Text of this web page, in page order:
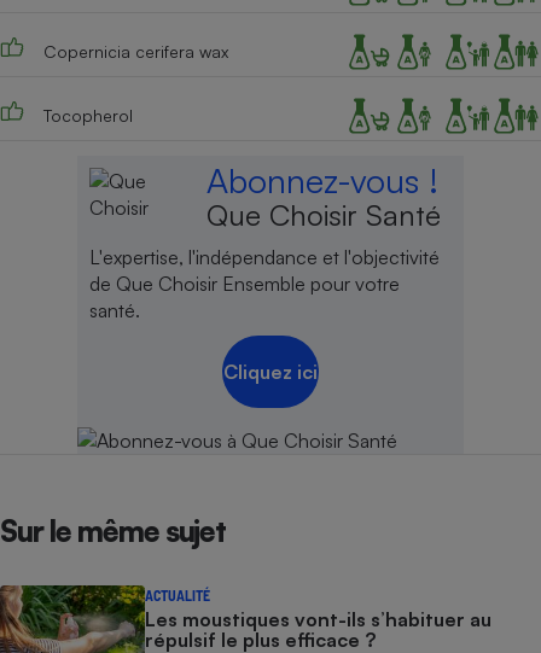
Copernicia cerifera wax
Tocopherol
Abonnez-vous !
Que Choisir Santé
L'expertise, l'indépendance et l'objectivité
de Que Choisir Ensemble pour votre
santé.
Cliquez ici
Sur le même sujet
ACTUALITÉ
Les moustiques vont-ils s’habituer au
répulsif le plus efficace ?
Cafetière à expressos